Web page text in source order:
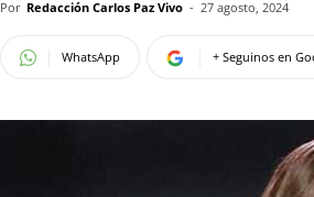
Por Redacción Carlos Paz Vivo - 27 agosto, 2024
WhatsApp + Seguinos en